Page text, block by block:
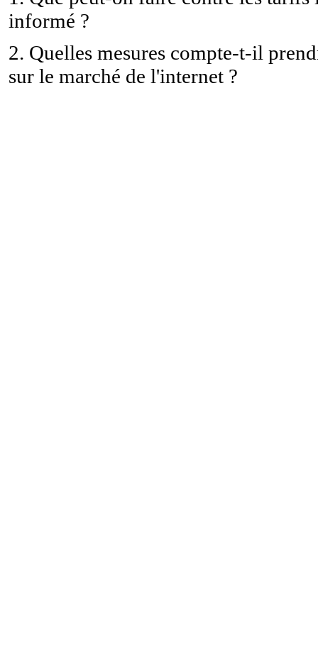
informé ?
2. Quelles mesures compte-t-il
sur le marché de l'internet ?